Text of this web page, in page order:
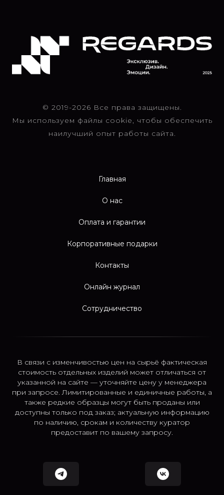
© 2019-2026 Все права защищены.
Мы используем файлы cookie, чтобы обеспечить
наилучший опыт работы сайта.
Главная
О нас
Оплата и гарантии
Корпоративные подарки
Контакты
Онлайн журнал
Сотрудничество
В связи с изменчивостью цен на сырьё фактическая
стоимость отдельных изделий может отличаться от
указанной на сайте — уточняйте цену у менеджера
при запросе. Лимитированные и единичные работы, а
также редкие образцы могут быть проданы или
доступны только под заказ; актуальную информацию
по наличию, срокам и количеству куратор
предоставит по вашему запросу.